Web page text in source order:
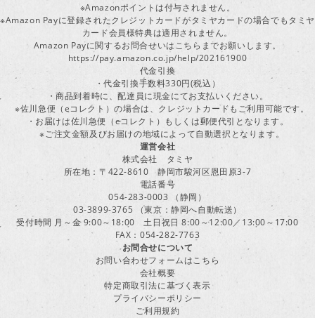
※Amazonポイントは付与されません。
※Amazon Payに登録されたクレジットカードがタミヤカードの場合でもタミヤ
カード会員様特典は適用されません。
Amazon Payに関するお問合せいはこちらまでお願いします。
https://pay.amazon.co.jp/help/202161900
代金引換
・代金引換手数料330円(税込）
・商品到着時に、配達員に現金にてお支払いください。
※佐川急便（eコレクト）の場合は、クレジットカードもご利用可能です。
・お届けは佐川急便（eコレクト）もしくは郵便代引となります。
※ご注文金額及びお届けの地域によって自動選択となります。
運営会社
株式会社 タミヤ
所在地：〒422-8610 静岡市駿河区恩田原3-7
電話番号
054-283-0003 （静岡）
03-3899-3765 （東京：静岡へ自動転送）
受付時間 月～金 9:00～18:00 土日祝日 8:00～12:00／13:00～17:00
FAX：054-282-7763
お問合せについて
お問い合わせフォームはこちら
会社概要
特定商取引法に基づく表示
プライバシーポリシー
ご利用規約